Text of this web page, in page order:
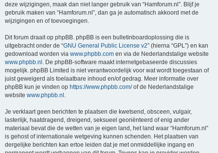
deze wijzigingen, maak dan niet langer gebruik van “Hamforum.nl”. Blijf je
gebruik maken van “Hamforum.nl”, dan ga je automatisch akkoord met de
wijzigingen en of toevoegingen.
Dit forum draait op phpBB. phpBB is een bulletinboardoplossing die is
uitgebracht onder de “GNU General Public License v2” (hierna “GPL”) en kan
gedownload worden via www.phpbb.com en via de Nederlandstalige website
www.phpbb.nl . De phpBB-software maakt internetgebaseerde discussies
mogelijk. phpBB Limited is niet verantwoordelijk voor wat wordt toegestaan of
juist geweigerd als toelaatbare inhoud en/of gedrag. Meer informatie over
phpBB kun je vinden op https://www.phpbb.com/of de Nederlandstalige
website www.phpbb.nl .
Je verklaart geen berichten te plaatsen die kwetsend, obsceen, vulgair,
lasterlijk, haatdragend, dreigend, seksueel georiënteerd of enig ander
materiaal bevat die de wetten van je eigen land, het land waar “Hamforum.nl”
is gehost of internationale wetgeving kunnen schenden. Het plaatsen van
dergelijke berichten kan ertoe leiden dat je met onmiddellijke ingang en